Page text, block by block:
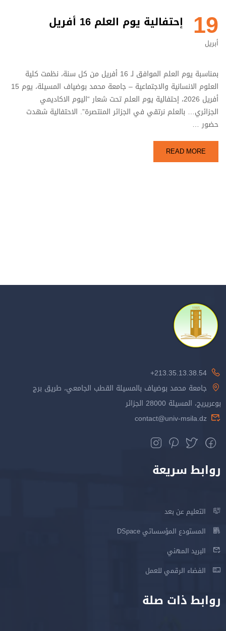
19
أبريل
إحتفالية يوم العلم 16 أفريل
بمناسبة يوم العلم الموافق لـ 16 أفريل من كل سنة، نظمت كلية
العلوم الانسانية والاجتماعية – جامعة محمد بوضياف المسيلة، يوم 15
أفريل 2026، إحتفالية يوم العلم تحت شعار “اليوم الاكاديمي
الجزائري… بالعلم نرتقي في الجزائر المنتصرة”. الاحتفالية شهدت
حضور …
READ MORE
213.35.13.38.54+
جامعة محمد بوضياف بالمسيلة القطب الجامعي، طريق برج
بوعريريج، المسيلة 28000 الجزائر
contact@univ-msila.dz
روابط سريعة
التعليم عن بعد
المستودع المؤسساتي DSpace
البريد المهني
الفضاء الرقمي للعمل
روابط ذات صلة